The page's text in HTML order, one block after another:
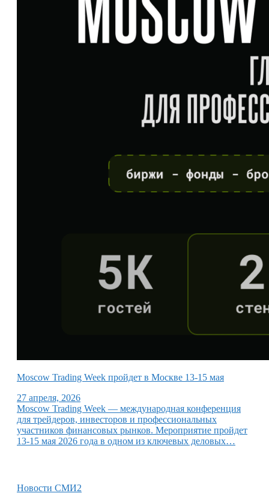
Moscow Trading Week пройдет в Москве 13-15 мая
27 апреля, 2026
Moscow Trading Week — международная конференция
для трейдеров, инвесторов и профессиональных
участников финансовых рынков. Мероприятие пройдет
13-15 мая 2026 года в одном из ключевых деловых…
Новости СМИ2